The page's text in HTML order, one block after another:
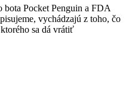
Pocket Penguin a FDA
vychádzajú z toho, čo
sa dá vrátiť